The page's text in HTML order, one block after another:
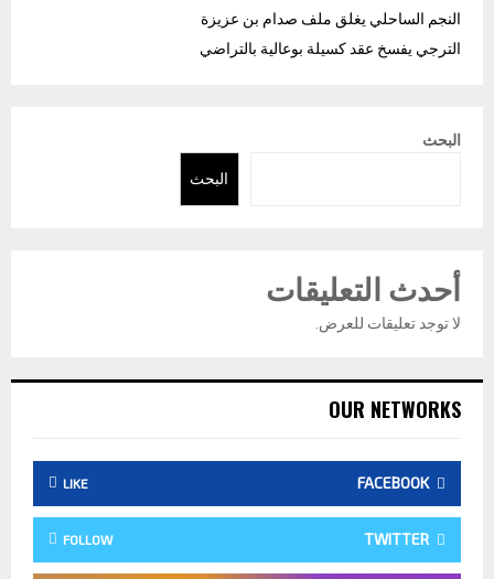
النجم الساحلي يغلق ملف صدام بن عزيزة
الترجي يفسخ عقد كسيلة بوعالية بالتراضي
البحث
البحث
أحدث التعليقات
لا توجد تعليقات للعرض.
OUR NETWORKS
FACEBOOK
LIKE
TWITTER
FOLLOW